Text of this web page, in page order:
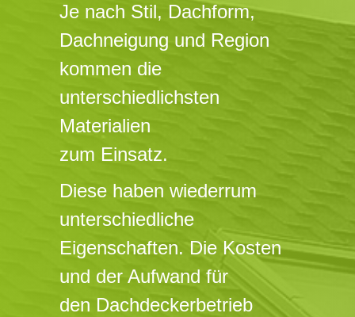
Je nach Stil, Dachform,
Dachneigung und Region
kommen die
unterschiedlichsten
Materialien
zum Einsatz.
Diese haben wiederrum
unterschiedliche
Eigenschaften. Die Kosten
und der Aufwand für
den Dachdeckerbetrieb